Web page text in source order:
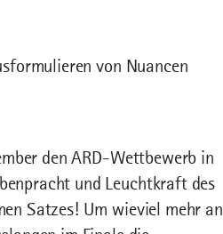
von Nuancen
den ARD-Wettbewerb in
und Leuchtkraft des
Satzes! Um wieviel mehr an